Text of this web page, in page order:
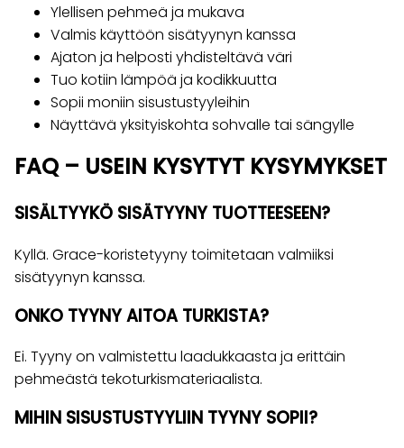
Ylellisen pehmeä ja mukava
Valmis käyttöön sisätyynyn kanssa
Ajaton ja helposti yhdisteltävä väri
Tuo kotiin lämpöä ja kodikkuutta
Sopii moniin sisustustyyleihin
Näyttävä yksityiskohta sohvalle tai sängylle
FAQ – USEIN KYSYTYT KYSYMYKSET
SISÄLTYYKÖ SISÄTYYNY TUOTTEESEEN?
Kyllä. Grace-koristetyyny toimitetaan valmiiksi
sisätyynyn kanssa.
ONKO TYYNY AITOA TURKISTA?
Ei. Tyyny on valmistettu laadukkaasta ja erittäin
pehmeästä tekoturkismateriaalista.
MIHIN SISUSTUSTYYLIIN TYYNY SOPII?